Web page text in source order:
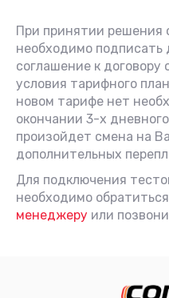
При принятии решения
необходимо подписать
соглашение к
условия тарифного
новом тарифе нет
окончании 3-х
произойдет смена на
дополнительных
Для подключения
необходимо
менеджеру или